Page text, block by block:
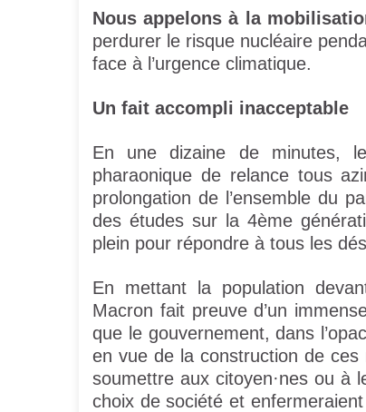
Nous appelons à la
perdurer le risque nucléaire
face à l’urgence climatique.
Un fait accompli inacceptable
En une dizaine de minutes,
pharaonique de relance tous
prolongation de l’ensemble du
des études sur la 4ème
plein pour répondre à tous les
En mettant la population
Macron fait preuve d’un
que le gouvernement, dans
en vue de la construction de
soumettre aux citoyen·nes ou à
choix de société et